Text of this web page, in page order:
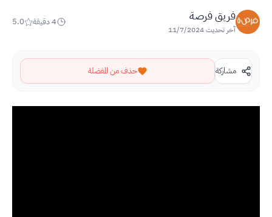
فريق فرصة
آخر تحديث11/7/2024
4دقيقة 5.0
مشاركة حذف من المفضلة